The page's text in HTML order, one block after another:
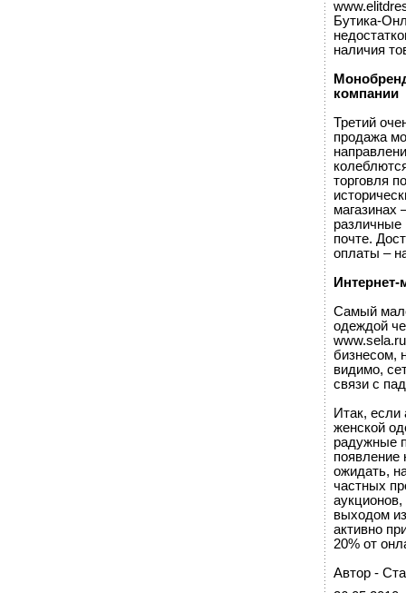
Бутика-
наличия
компании
Третий
продажа
торговля
магазинах
различные
почте.
оплаты –
Интернет-
Самый
одеждой
бизнесом,
видимо,
связи с
Итак, если
женской
радужные
появление
ожидать,
частных
выходом
активно
20% от
Автор -